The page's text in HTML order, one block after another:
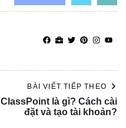
BÀI VIẾT TIẾP THEO
ClassPoint là gì? Cách cài
đặt và tạo tài khoản?